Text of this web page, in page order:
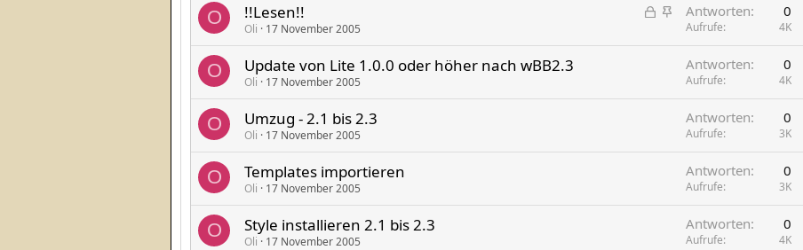
O
G
s
r
A
g
i
!!Lesen!!
Oli 17 November 2005
Antworten 0
Aufrufe 4K
O Update von Lite 1.0.0 oder höher nach wBB2.3
Oli 17 November 2005
Antworten 0
Aufrufe 4K
O Umzug - 2.1 bis 2.3
Oli 17 November 2005
Antworten 0
Aufrufe 3K
O Templates importieren
Oli 17 November 2005
Antworten 0
Aufrufe 3K
O Style installieren 2.1 bis 2.3
Oli 17 November 2005
Antworten 0
Aufrufe 4K